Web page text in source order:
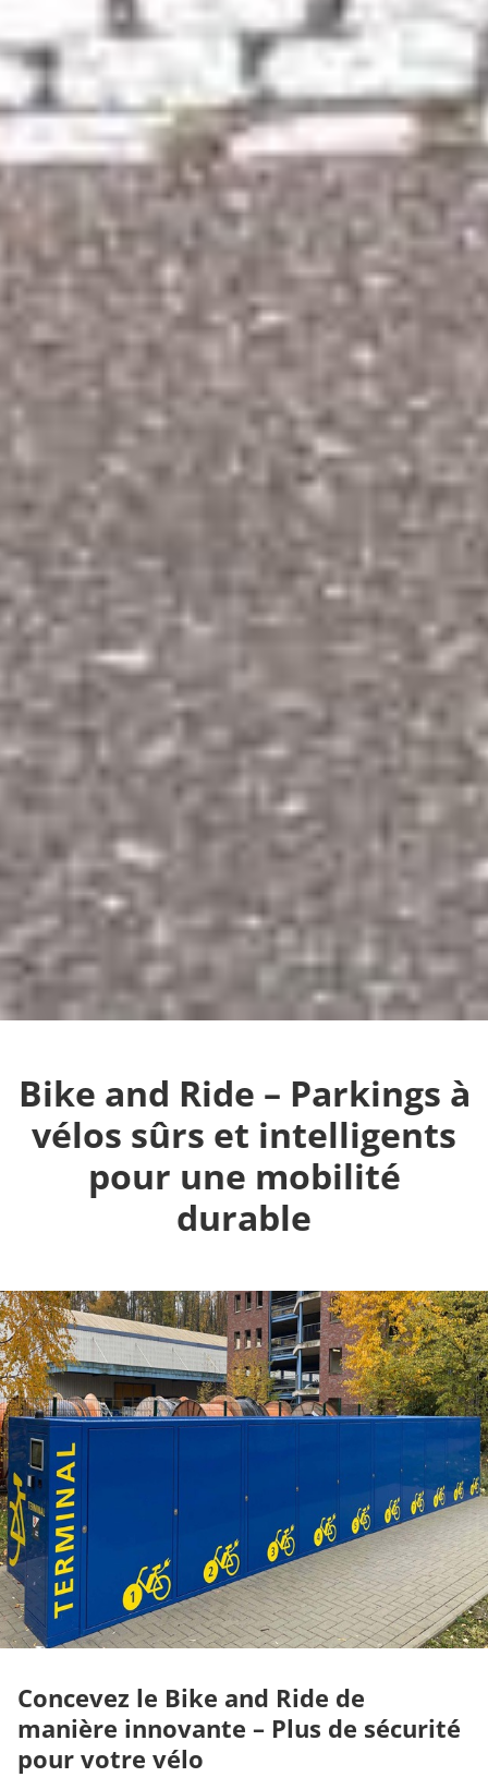
Bike and Ride – Parkings à
vélos sûrs et intelligents
pour une mobilité
durable
Concevez le Bike and Ride de
manière innovante – Plus de sécurité
pour votre vélo